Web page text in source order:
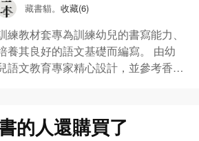
藏書貓。 收藏(6)
練教材套專為訓練幼兒的書寫能力、
養其良好的語文基礎而編寫。 由幼
語文教育專家精心設計，並參考香港
的人還購買了